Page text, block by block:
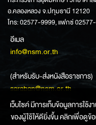
อ.คลองหลวง จ.ปทุมธานี 12120
โทร: 02577-9999, แฟกซ์
อีเมล
info@nsm.or.th
(สำหรับรับ-ส่งหนังสือราชการ)
saraban@nsm.or.th
เว็บไซค์ มีการเก็บข้อมูลการใ
ของผู้ใช้ให้ดียิ่งขึ้น คลิกเพื่อดูข้